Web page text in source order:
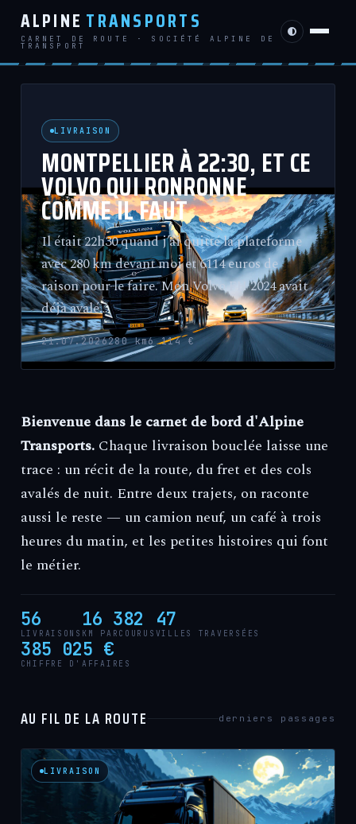
ALPINE TRANSPORTS
CARNET DE ROUTE · SOCIÉTÉ ALPINE DE
TRANSPORT
LIVRAISON
MONTPELLIER À 22:30, ET CE
VOLVO QUI RONRONNE
COMME IL FAUT
Il était 22h30 quand j’ai quitté la plateforme
avec 280 km devant moi et 6114 euros de
raison pour le faire. Mon Volvo FH 2024 avait
déjà avalé…
21.07.2026280 km6 114 €
Bienvenue dans le carnet de bord d'Alpine
Transports.Chaque livraison bouclée laisse une
trace : un récit de la route, du fret et des cols
avalés de nuit. Entre deux trajets, on raconte
aussi le reste — un camion neuf, un café à trois
heures du matin, et les petites histoires qui font
le métier.
56
LIVRAISONS
16 382
KM PARCOURUS
47
VILLES TRAVERSÉES
385 025 €
CHIFFRE D'AFFAIRES
AU FIL DE LA ROUTE derniers passages
LIVRAISON